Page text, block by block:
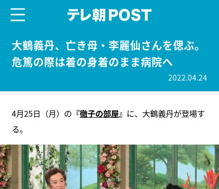
大鶴義丹、亡き母・李麗仙さんを偲ぶ。
危篤の際は着の身着のまま病院へ
2022.04.24
4月25日（月）の 『徹子の部屋』 に、大鶴義丹が登場す
る。